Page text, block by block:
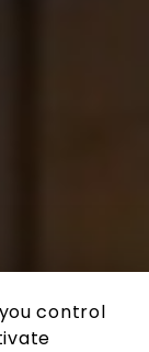
control